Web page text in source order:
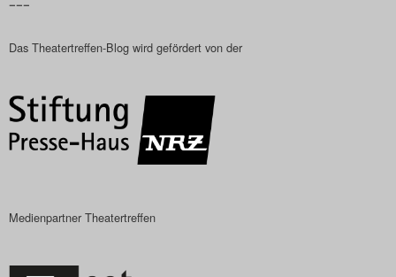
Das Theatertreffen-Blog
2018
Das Theatertreffen-Blog
2018 Alumni
Das Theatertreffen-Blog
–––
Das Theatertreffen-Blog wird gefördert von der
Medienpartner Theatertreffen